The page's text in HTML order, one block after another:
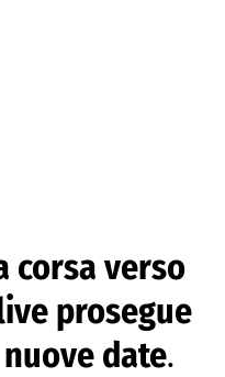
corsa verso
prosegue
date.